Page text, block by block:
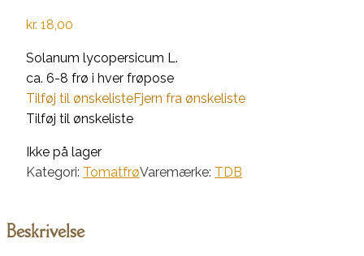
kr. 18,00
Solanum lycopersicum L.
ca. 6-8 frø i hver frøpose
Tilføj til ønskelisteFjern fra ønskeliste
Tilføj til ønskeliste
Ikke på lager
Kategori: TomatfrøVaremærke: TDB
Beskrivelse